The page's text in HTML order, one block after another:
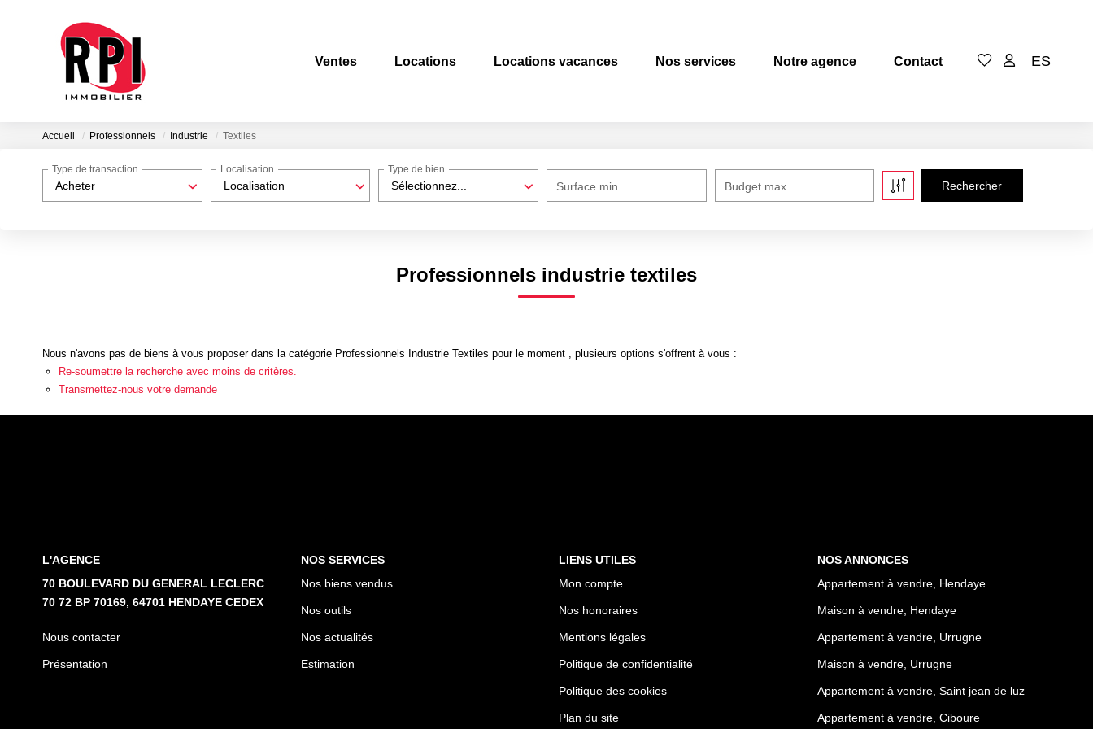
Ventes Locations Locations vacances Nos services Notre agence Contact ES
Accueil Professionnels Industrie Textiles
Acheter
Type de transaction
Localisation
Localisation
Sélectionnez...
Type de bien
Surface min Budget max
Professionnels industrie textiles
Nous n'avons pas de biens à vous proposer dans la catégorie Professionnels Industrie Textiles pour le moment , plusieurs options s'offrent à vous :
Re-soumettre la recherche avec moins de critères.
Transmettez-nous votre demande
L'AGENCE
70 BOULEVARD DU GENERAL LECLERC
70 72 BP 70169, 64701 HENDAYE CEDEX
Nous contacter
Présentation
NOS SERVICES
Nos biens vendus
Nos outils
Nos actualités
Estimation
LIENS UTILES
Mon compte
Nos honoraires
Mentions légales
Politique de confidentialité
Politique des cookies
Plan du site
NOS ANNONCES
Appartement à vendre, Hendaye
Maison à vendre, Hendaye
Appartement à vendre, Urrugne
Maison à vendre, Urrugne
Appartement à vendre, Saint jean de luz
Appartement à vendre, Ciboure